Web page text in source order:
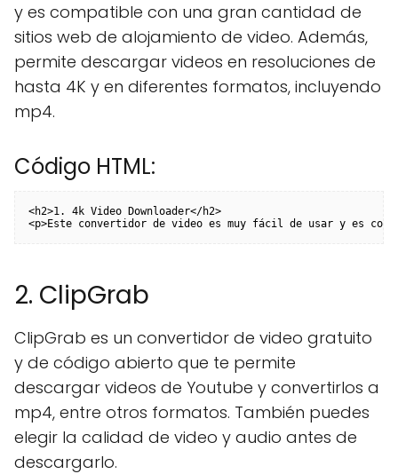
y es compatible con una gran cantidad de
sitios web de alojamiento de video. Además,
permite descargar videos en resoluciones de
hasta 4K y en diferentes formatos, incluyendo
mp4.
Código HTML:
<h2>1. 4k Video Downloader</h2>
<p>Este convertidor de video es muy fácil de usar y es
2. ClipGrab
ClipGrab es un convertidor de video gratuito
y de código abierto que te permite
descargar videos de Youtube y convertirlos a
mp4, entre otros formatos. También puedes
elegir la calidad de video y audio antes de
descargarlo.